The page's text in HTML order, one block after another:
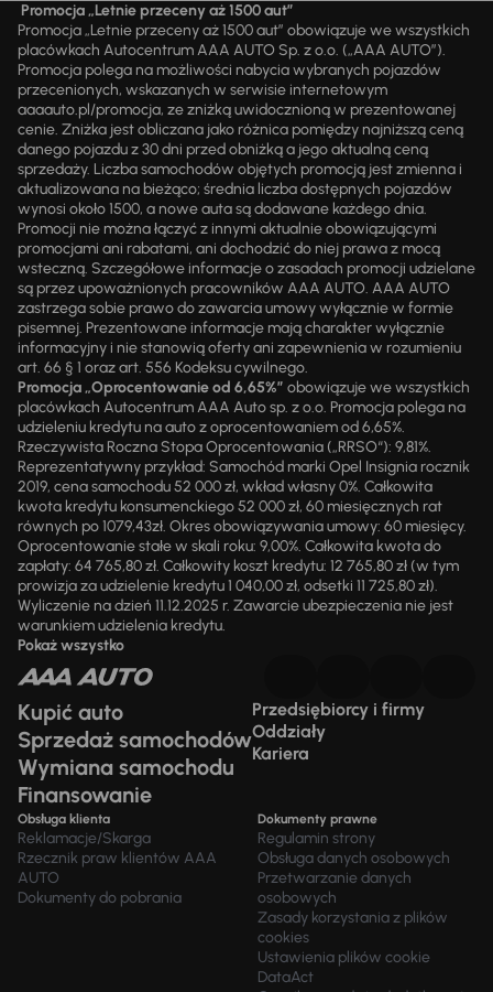
Promocja „Letnie przeceny aż 1500 aut”
Promocja „Letnie przeceny aż 1500 aut” obowiązuje we wszystkich
placówkach Autocentrum AAA AUTO Sp. z o.o. („AAA AUTO”).
Promocja polega na możliwości nabycia wybranych pojazdów
przecenionych, wskazanych w serwisie internetowym
aaaauto.pl/promocja, ze zniżką uwidocznioną w prezentowanej
cenie. Zniżka jest obliczana jako różnica pomiędzy najniższą ceną
danego pojazdu z 30 dni przed obniżką a jego aktualną ceną
sprzedaży. Liczba samochodów objętych promocją jest zmienna i
aktualizowana na bieżąco; średnia liczba dostępnych pojazdów
wynosi około 1500, a nowe auta są dodawane każdego dnia.
Promocji nie można łączyć z innymi aktualnie obowiązującymi
promocjami ani rabatami, ani dochodzić do niej prawa z mocą
wsteczną. Szczegółowe informacje o zasadach promocji udzielane
są przez upoważnionych pracowników AAA AUTO. AAA AUTO
zastrzega sobie prawo do zawarcia umowy wyłącznie w formie
pisemnej. Prezentowane informacje mają charakter wyłącznie
informacyjny i nie stanowią oferty ani zapewnienia w rozumieniu
art. 66 § 1 oraz art. 556 Kodeksu cywilnego.
Promocja „Oprocentowanie od 6,65%” obowiązuje we wszystkich
placówkach Autocentrum AAA Auto sp. z o.o. Promocja polega na
udzieleniu kredytu na auto z oprocentowaniem od 6,65%.
Rzeczywista Roczna Stopa Oprocentowania („RRSO“): 9,81%.
Reprezentatywny przykład: Samochód marki Opel Insignia rocznik
2019, cena samochodu 52 000 zł, wkład własny 0%. Całkowita
kwota kredytu konsumenckiego 52 000 zł, 60 miesięcznych rat
równych po 1079,43zł. Okres obowiązywania umowy: 60 miesięcy.
Oprocentowanie stałe w skali roku: 9,00%. Całkowita kwota do
zapłaty: 64 765,80 zł. Całkowity koszt kredytu: 12 765,80 zł (w tym
prowizja za udzielenie kredytu 1 040,00 zł, odsetki 11 725,80 zł).
Wyliczenie na dzień 11.12.2025 r. Zawarcie ubezpieczenia nie jest
warunkiem udzielenia kredytu.
Pokaż wszystko
Kupić auto
Sprzedaż samochodów
Wymiana samochodu
Finansowanie
Przedsiębiorcy i firmy
Oddziały
Kariera
Obsługa klienta
Reklamacje/Skarga
Rzecznik praw klientów AAA
AUTO
Dokumenty do pobrania
Dokumenty prawne
Regulamin strony
Obsługa danych osobowych
Przetwarzanie danych
osobowych
Zasady korzystania z plików
cookies
Ustawienia plików cookie
DataAct